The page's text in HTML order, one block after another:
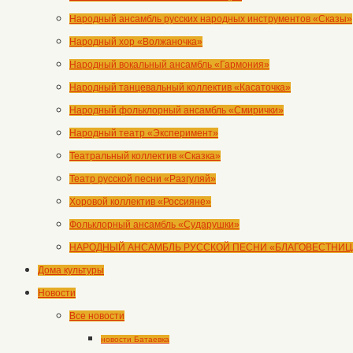
Народный ансамбль русских народных инструментов «Сказы»
Народный хор «Волжаночка»
Народный вокальный ансамбль «Гармония»
Народный танцевальный коллектив «Касаточка»
Народный фольклорный ансамбль «Смирички»
Народный театр «Эксперимент»
Театральный коллектив «Сказка»
Театр русской песни «Разгуляй»
Хоровой коллектив «Россияне»
Фольклорный ансамбль «Сударушки»
НАРОДНЫЙ АНСАМБЛЬ РУССКОЙ ПЕСНИ
Дома культуры
Новости
Все новости
новости Батаевка